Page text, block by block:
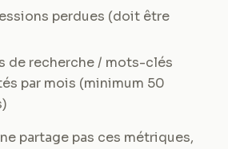
perdues (doit être
de recherche / mots-clés
par mois (minimum 50
partage pas ces métriques,